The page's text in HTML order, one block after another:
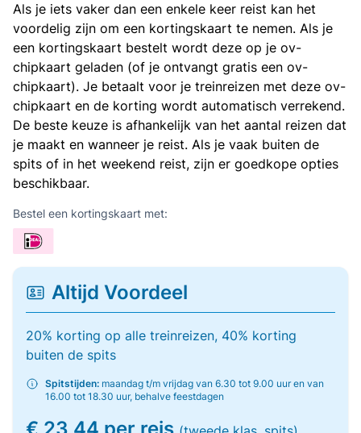
Als je iets vaker dan een enkele keer reist kan het
voordelig zijn om een kortingskaart te nemen. Als je
een kortingskaart bestelt wordt deze op je ov-
chipkaart geladen (of je ontvangt gratis een ov-
chipkaart). Je betaalt voor je treinreizen met deze ov-
chipkaart en de korting wordt automatisch verrekend.
De beste keuze is afhankelijk van het aantal reizen dat
je maakt en wanneer je reist. Als je vaak buiten de
spits of in het weekend reist, zijn er goedkope opties
beschikbaar.
Bestel een kortingskaart met:
Altijd Voordeel
20% korting op alle treinreizen, 40% korting
buiten de spits
Spitstijden: maandag t/m vrijdag van 6.30 tot 9.00 uur en van
16.00 tot 18.30 uur, behalve feestdagen